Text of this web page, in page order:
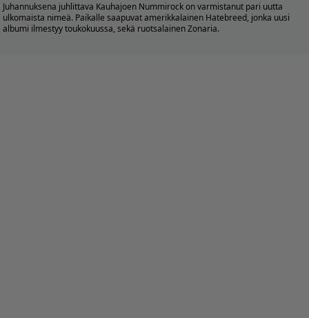
Juhannuksena juhlittava Kauhajoen Nummirockon varmistanut pari uutta
ulkomaista nimeä. Paikalle saapuvat amerikkalainen Hatebreed, jonka uusi
albumi ilmestyy toukokuussa, sekä ruotsalainen Zonaria.